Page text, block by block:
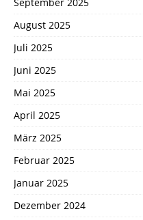
August 2025
Juli 2025
Juni 2025
Mai 2025
April 2025
März 2025
Februar 2025
Januar 2025
Dezember 2024